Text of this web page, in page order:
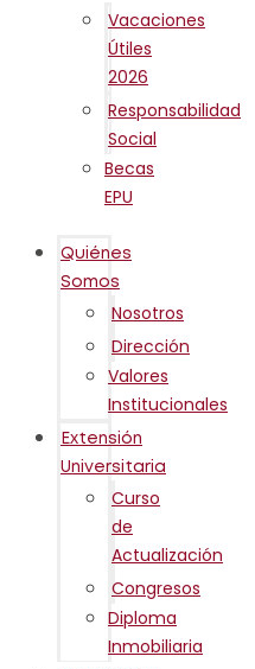
Vacaciones
Útiles
2026
Responsabilidad
Social
Becas
EPU
Quiénes
Somos
Nosotros
Dirección
Valores
Institucionales
Extensión
Universitaria
Curso
de
Actualización
Congresos
Diploma
Inmobiliaria